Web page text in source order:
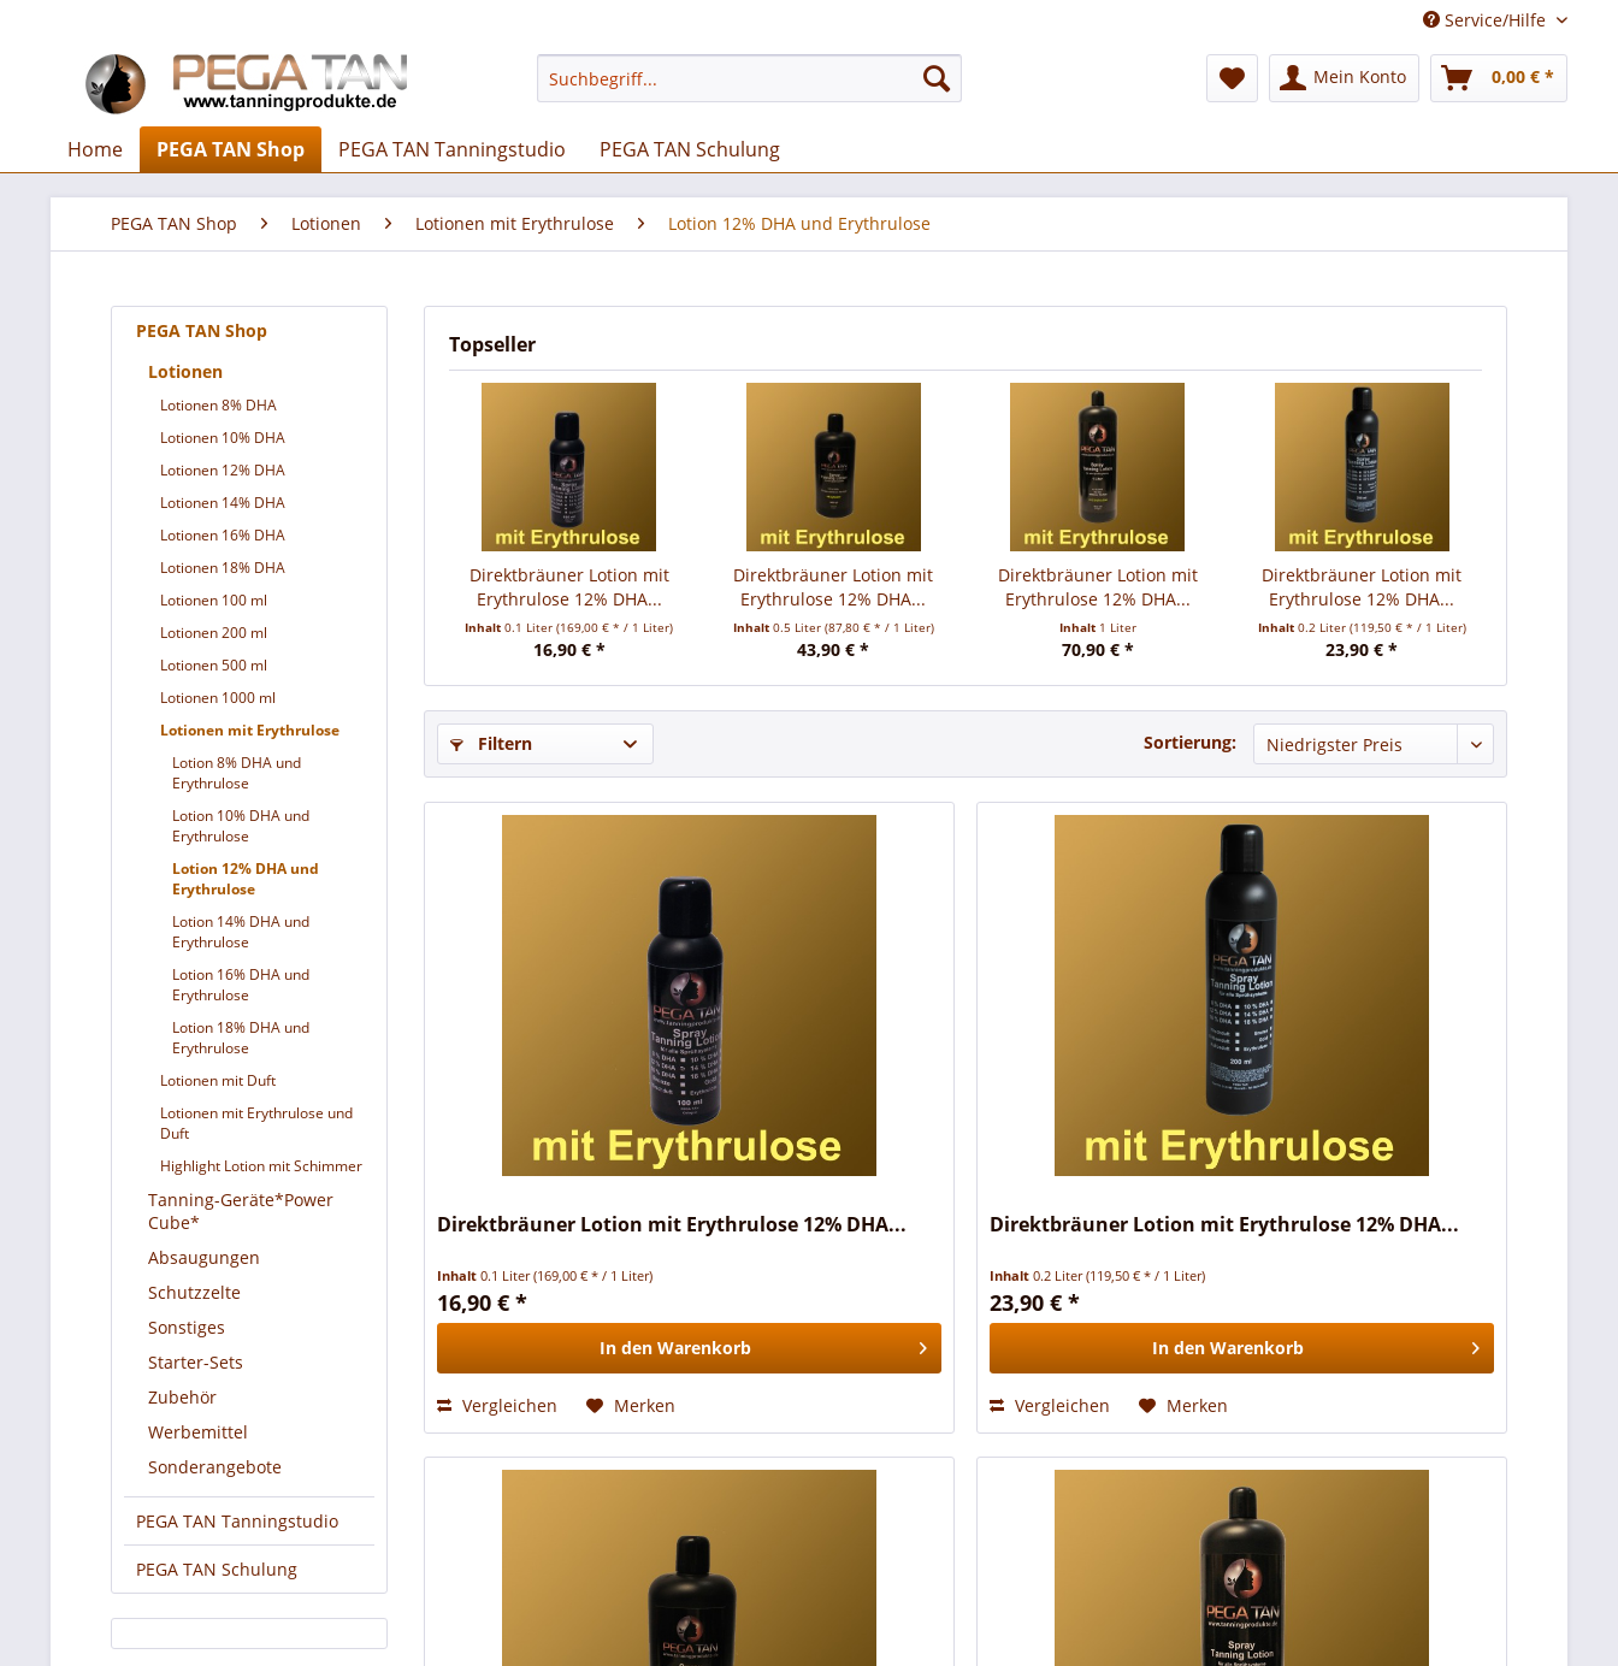
Service/Hilfe
Mein Konto 0,00 € *
Home PEGA TAN Shop PEGA TAN Tanningstudio PEGA TAN Schulung
PEGA TAN Shop Lotionen Lotionen mit Erythrulose Lotion 12% DHA und Erythrulose
PEGA TAN Shop
Lotionen
Lotionen 8% DHA
Lotionen 10% DHA
Lotionen 12% DHA
Lotionen 14% DHA
Lotionen 16% DHA
Lotionen 18% DHA
Lotionen 100 ml
Lotionen 200 ml
Lotionen 500 ml
Lotionen 1000 ml
Lotionen mit Erythrulose
Lotion 8% DHA und
Erythrulose
Lotion 10% DHA und
Erythrulose
Lotion 12% DHA und
Erythrulose
Lotion 14% DHA und
Erythrulose
Lotion 16% DHA und
Erythrulose
Lotion 18% DHA und
Erythrulose
Lotionen mit Duft
Lotionen mit Erythrulose und
Duft
Highlight Lotion mit Schimmer
Tanning-Geräte*Power
Cube*
Absaugungen
Schutzzelte
Sonstiges
Starter-Sets
Zubehör
Werbemittel
Sonderangebote
PEGA TAN Tanningstudio
PEGA TAN Schulung
Topseller
Direktbräuner Lotion mit
Erythrulose 12% DHA...
Inhalt0.1 Liter(169,00 € * / 1 Liter)
16,90 € *
Direktbräuner Lotion mit
Erythrulose 12% DHA...
Inhalt 0.5 Liter (87,80 € * / 1 Liter)
43,90 € *
Direktbräuner Lotion mit
Erythrulose 12% DHA...
Inhalt 1 Liter
70,90 € *
Direktbräuner Lotion mit
Erythrulose 12% DHA...
Inhalt 0.2 Liter (119,50 € * / 1 Liter)
23,90 € *
Filtern Sortierung:
Direktbräuner Lotion mit Erythrulose 12% DHA...
Inhalt0.1 Liter(169,00 € * / 1 Liter)
16,90 € *
In den Warenkorb
Vergleichen Merken
Direktbräuner Lotion mit Erythrulose 12% DHA...
Inhalt0.2 Liter(119,50 € * / 1 Liter)
23,90 € *
In den Warenkorb
Vergleichen Merken